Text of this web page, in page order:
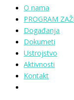
O nama
PROGRAM
Događanja
Dokumeti
Ustrojstvo
Aktivnosti
Kontakt